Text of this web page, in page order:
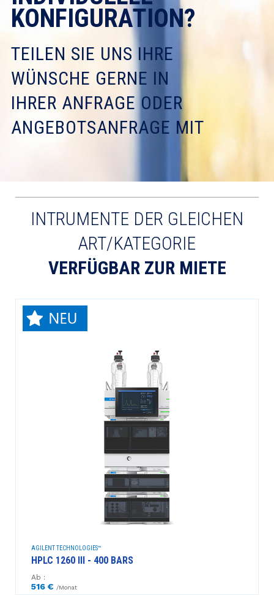
KONFIGURATION?
TEILEN SIE UNS IHRE
WÜNSCHE GERNE IN
IHRER ANFRAGE ODER
ANGEBOTSANFRAGE MIT
INTRUMENTE DER GLEICHEN
ART/KATEGORIE
VERFÜGBAR ZUR MIETE
AGILENT TECHNOLOGIES™
HPLC 1260 III - 400 BARS
Ab :
516 € /Monat